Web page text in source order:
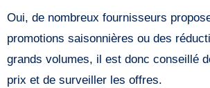
Oui, de nombreux fournisseurs
promotions saisonnières ou des
grands volumes, il est donc conseillé
prix et de surveiller les offres.